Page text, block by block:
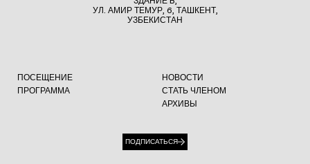
УЛ. АМИР ТЕМУР, 6, ТАШКЕНТ,
УЗБЕКИСТАН
ПОСЕЩЕНИЕ
ПРОГРАММА
НОВОСТИ
СТАТЬ ЧЛЕНОМ
АРХИВЫ
ПОДПИСАТЬСЯ